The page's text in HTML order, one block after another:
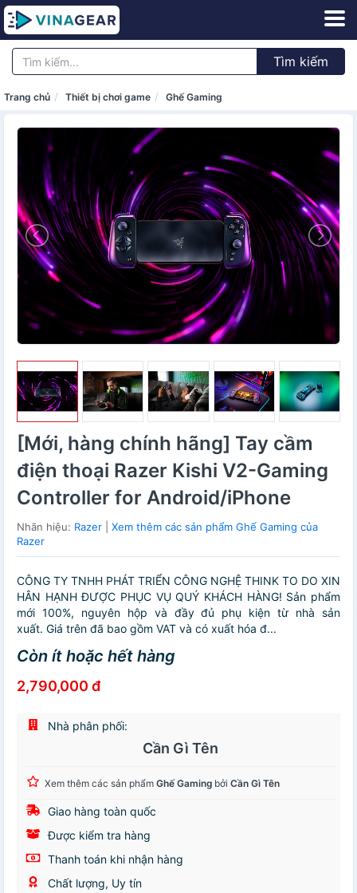
Tìm kiếm
Trang chủ Thiết bị chơi game Ghế Gaming
[Mới, hàng chính hãng] Tay cầm
điện thoại Razer Kishi V2-Gaming
Controller for Android/iPhone
Nhãn hiệu: Razer
Xem thêm các sản phẩm Ghế Gaming của
Razer
CÔNG TY TNHH PHÁT TRIỂN CÔNG NGHỆ THINK TO DO XIN
HÂN HẠNH ĐƯỢC PHỤC VỤ QUÝ KHÁCH HÀNG! Sản phẩm
mới 100%, nguyên hộp và đầy đủ phụ kiện từ nhà sản
xuất. Giá trên đã bao gồm VAT và có xuất hóa đ...
Còn ít hoặc hết hàng
2,790,000 đ
Nhà phân phối:
Cần Gì Tên
Xem thêm các sản phẩm Ghế Gaming bởi Cần Gì Tên
Giao hàng toàn quốc
Được kiểm tra hàng
Thanh toán khi nhận hàng
Chất lượng, Uy tín